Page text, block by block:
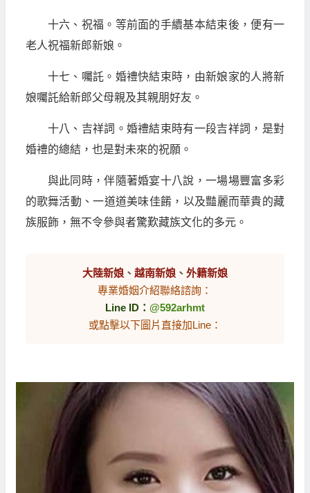
十六、祝福。等前面的手續基本結束後，便有一
老人祝福新郎新娘。
十七、囑託。婚禮快結束時，由新娘家的人將新
娘囑託給新郎父母親及其親朋好友。
十八、吉祥詞。婚禮結束時有一段吉祥詞，是對
婚禮的總結，也是對未來的祝願。
與此同時，伴隨著婚宴十八說，一場場豐富多彩
的歌舞活動、一道道美味佳餚，以及豔麗而華貴的藏
族服飾，無不令參與者驚歎藏族文化的多元。
大陸新娘、 越南新娘、 外籍新娘
專業婚姻介紹聯絡諮詢：
Line ID： @592arhmt
或點擊以下圖片直接加Line：